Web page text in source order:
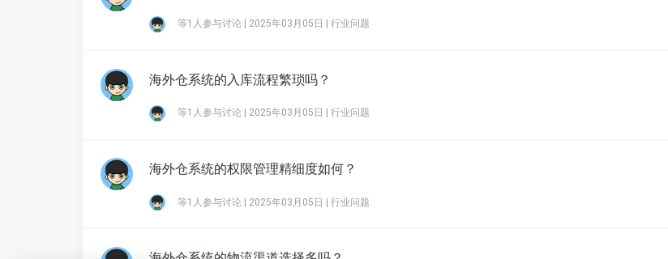
等1人参与讨论 | 2025年03月05日 | 行业问题
海外仓系统的入库流程繁琐吗？
等1人参与讨论 | 2025年03月05日 | 行业问题
海外仓系统的权限管理精细度如何？
等1人参与讨论 | 2025年03月05日 | 行业问题